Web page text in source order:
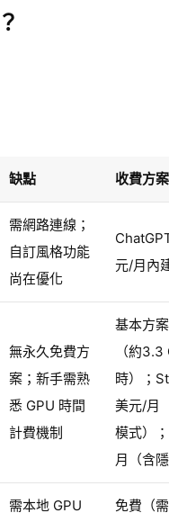
缺點 收費方案
需網路連線；
自訂風格功能
尚在優化
元/月內
無永久免費方
案；新手需熟
悉 GPU 時間
計費機制
基本方
（約
時）；
美元/月
模式）
月（含
需本地 GPU
免費（